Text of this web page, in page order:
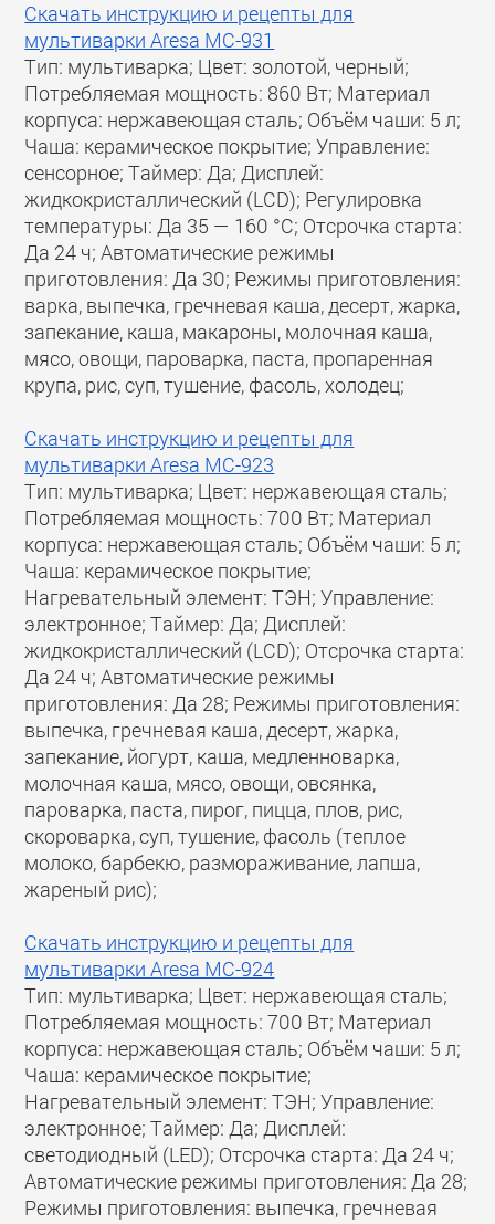
Скачать инструкцию и рецепты для
мультиварки Aresa MC-931
Тип: мультиварка; Цвет: золотой, черный;
Потребляемая мощность: 860 Вт; Материал
корпуса: нержавеющая сталь; Объём чаши: 5 л;
Чаша: керамическое покрытие; Управление:
сенсорное; Таймер: Да; Дисплей:
жидкокристаллический (LCD); Регулировка
температуры: Да 35 — 160 °C; Отсрочка старта:
Да 24 ч; Автоматические режимы
приготовления: Да 30; Режимы приготовления:
варка, выпечка, гречневая каша, десерт, жарка,
запекание, каша, макароны, молочная каша,
мясо, овощи, пароварка, паста, пропаренная
крупа, рис, суп, тушение, фасоль, холодец;
Скачать инструкцию и рецепты для
мультиварки Aresa MC-923
Тип: мультиварка; Цвет: нержавеющая сталь;
Потребляемая мощность: 700 Вт; Материал
корпуса: нержавеющая сталь; Объём чаши: 5 л;
Чаша: керамическое покрытие;
Нагревательный элемент: ТЭН; Управление:
электронное; Таймер: Да; Дисплей:
жидкокристаллический (LCD); Отсрочка старта:
Да 24 ч; Автоматические режимы
приготовления: Да 28; Режимы приготовления:
выпечка, гречневая каша, десерт, жарка,
запекание, йогурт, каша, медленноварка,
молочная каша, мясо, овощи, овсянка,
пароварка, паста, пирог, пицца, плов, рис,
скороварка, суп, тушение, фасоль (теплое
молоко, барбекю, размораживание, лапша,
жареный рис);
Скачать инструкцию и рецепты для
мультиварки Aresa MC-924
Тип: мультиварка; Цвет: нержавеющая сталь;
Потребляемая мощность: 700 Вт; Материал
корпуса: нержавеющая сталь; Объём чаши: 5 л;
Чаша: керамическое покрытие;
Нагревательный элемент: ТЭН; Управление:
электронное; Таймер: Да; Дисплей:
светодиодный (LED); Отсрочка старта: Да 24 ч;
Автоматические режимы приготовления: Да 28;
Режимы приготовления: выпечка, гречневая